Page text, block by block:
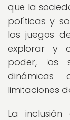
que la
políticas y
los juegos
explorar y
poder, los
dinámicas
limitaciones
La